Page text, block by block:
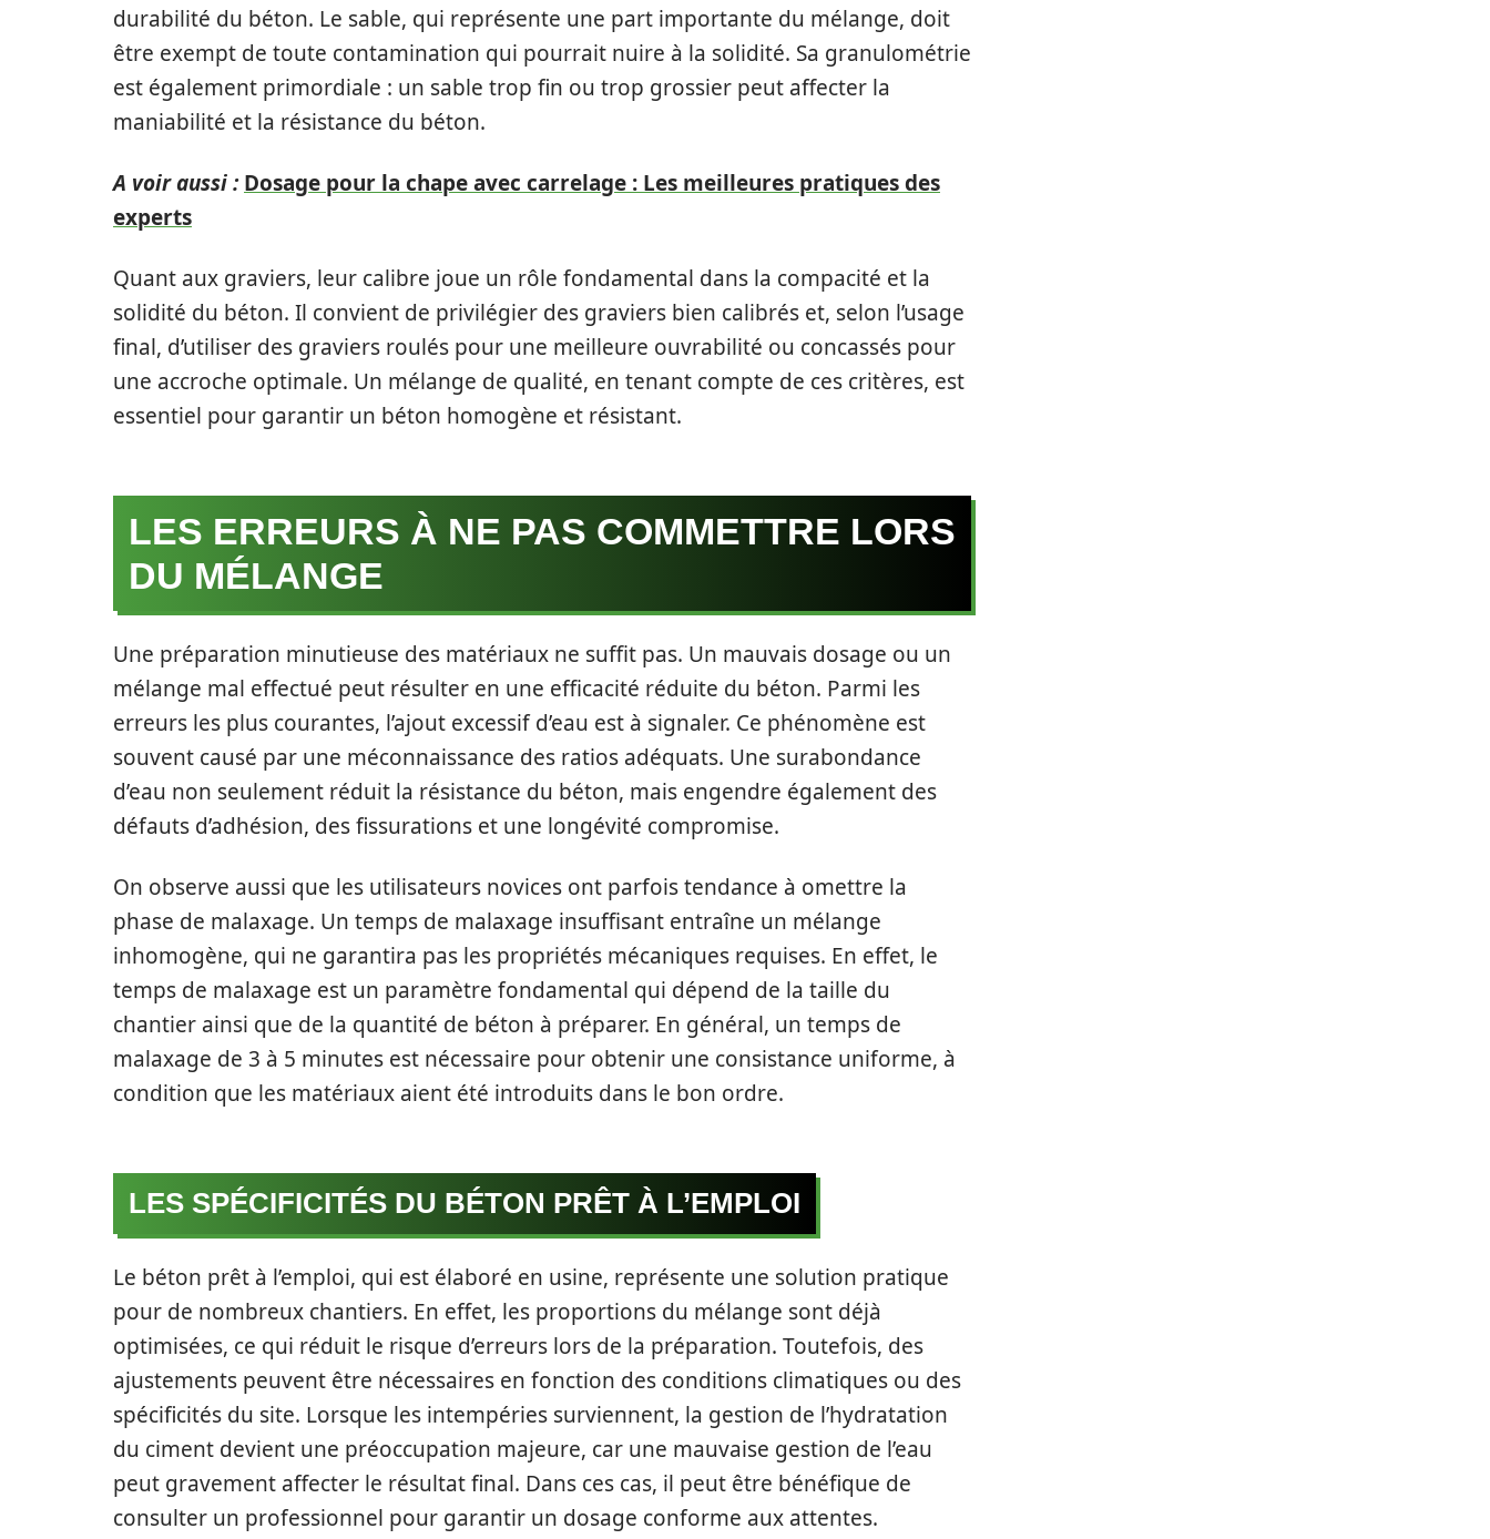
durabilité du béton. Le sable, qui représente une part importante du mélange, doit
être exempt de toute contamination qui pourrait nuire à la solidité. Sa granulométrie
est également primordiale : un sable trop fin ou trop grossier peut affecter la
maniabilité et la résistance du béton.
A voir aussi : Dosage pour la chape avec carrelage : Les meilleures pratiques des
experts
Quant aux graviers, leur calibre joue un rôle fondamental dans la compacité et la
solidité du béton. Il convient de privilégier des graviers bien calibrés et, selon l’usage
final, d’utiliser des graviers roulés pour une meilleure ouvrabilité ou concassés pour
une accroche optimale. Un mélange de qualité, en tenant compte de ces critères, est
essentiel pour garantir un béton homogène et résistant.
LES ERREURS À NE PAS COMMETTRE LORS
DU MÉLANGE
Une préparation minutieuse des matériaux ne suffit pas. Un mauvais dosage ou un
mélange mal effectué peut résulter en une efficacité réduite du béton. Parmi les
erreurs les plus courantes, l’ajout excessif d’eau est à signaler. Ce phénomène est
souvent causé par une méconnaissance des ratios adéquats. Une surabondance
d’eau non seulement réduit la résistance du béton, mais engendre également des
défauts d’adhésion, des fissurations et une longévité compromise.
On observe aussi que les utilisateurs novices ont parfois tendance à omettre la
phase de malaxage. Un temps de malaxage insuffisant entraîne un mélange
inhomogène, qui ne garantira pas les propriétés mécaniques requises. En effet, le
temps de malaxage est un paramètre fondamental qui dépend de la taille du
chantier ainsi que de la quantité de béton à préparer. En général, un temps de
malaxage de 3 à 5 minutes est nécessaire pour obtenir une consistance uniforme, à
condition que les matériaux aient été introduits dans le bon ordre.
LES SPÉCIFICITÉS DU BÉTON PRÊT À L’EMPLOI
Le béton prêt à l’emploi, qui est élaboré en usine, représente une solution pratique
pour de nombreux chantiers. En effet, les proportions du mélange sont déjà
optimisées, ce qui réduit le risque d’erreurs lors de la préparation. Toutefois, des
ajustements peuvent être nécessaires en fonction des conditions climatiques ou des
spécificités du site. Lorsque les intempéries surviennent, la gestion de l’hydratation
du ciment devient une préoccupation majeure, car une mauvaise gestion de l’eau
peut gravement affecter le résultat final. Dans ces cas, il peut être bénéfique de
consulter un professionnel pour garantir un dosage conforme aux attentes.